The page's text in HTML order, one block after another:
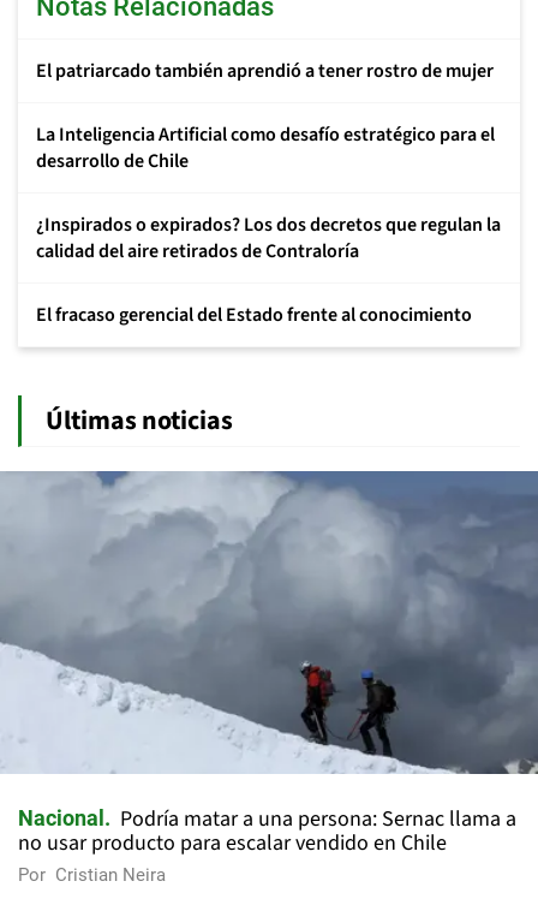
Notas Relacionadas
El patriarcado también aprendió a tener rostro de mujer
La Inteligencia Artificial como desafío estratégico para el
desarrollo de Chile
¿Inspirados o expirados? Los dos decretos que regulan la
calidad del aire retirados de Contraloría
El fracaso gerencial del Estado frente al conocimiento
Últimas noticias
Nacional
Podría matar a una persona: Sernac llama a
no usar producto para escalar vendido en Chile
Por Cristian Neira